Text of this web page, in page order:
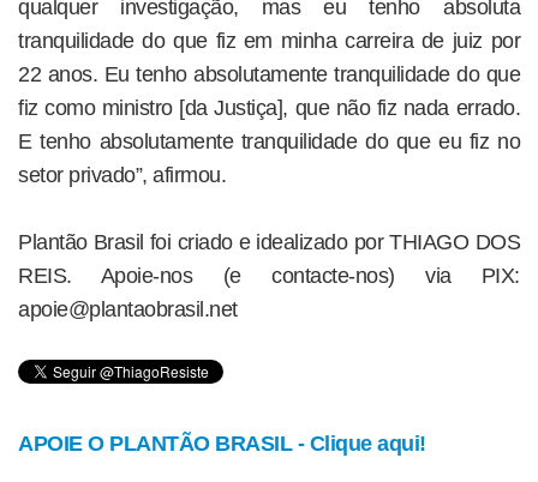
qualquer investigação, mas eu tenho absoluta
tranquilidade do que fiz em minha carreira de juiz por
22 anos. Eu tenho absolutamente tranquilidade do que
fiz como ministro [da Justiça], que não fiz nada errado.
E tenho absolutamente tranquilidade do que eu fiz no
setor privado”, afirmou.
Plantão Brasil foi criado e idealizado por THIAGO DOS
REIS. Apoie-nos (e contacte-nos) via PIX:
apoie@plantaobrasil.net
APOIE O PLANTÃO BRASIL - Clique aqui!